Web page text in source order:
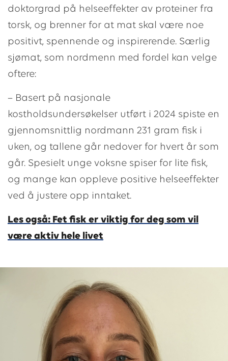
doktorgrad på helseeffekter av proteiner fra
torsk, og brenner for at mat skal være noe
positivt, spennende og inspirerende. Særlig
sjømat, som nordmenn med fordel kan velge
oftere:
– Basert på nasjonale
kostholdsundersøkelser utført i 2024 spiste en
gjennomsnittlig nordmann 231 gram fisk i
uken, og tallene går nedover for hvert år som
går. Spesielt unge voksne spiser for lite fisk,
og mange kan oppleve positive helseeffekter
ved å justere opp inntaket.
Les også: Fet fisk er viktig for deg som vil
være aktiv hele livet